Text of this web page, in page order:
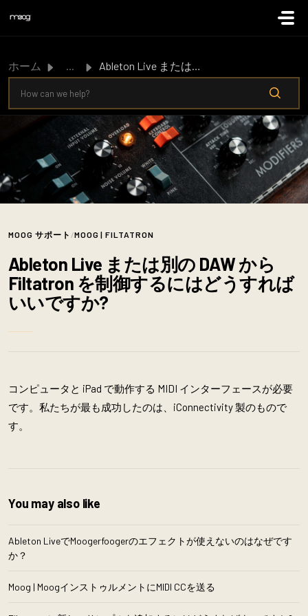
ホーム ... Ableton Live または別の DAW から Filtatron を制御するにはどうすればいいですか?
MOOG サポート /MOOG | FILTATRON
Ableton Live または別の DAW から
Filtatron を制御するにはどうすれば
いいですか?
コンピュータと iPad で動作する MIDI インターフェースが必要
です。私たちが最も成功したのは、iConnectivity 製のもので
す。
You may also like
Ableton LiveでMoogerfoogerのエフェクトが使えないのはなぜです
か？
Moog | MoogインストゥルメントにMIDI CCを送る